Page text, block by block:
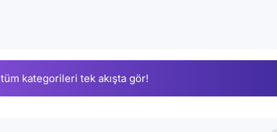
tüm kategorileri tek akışta gör!